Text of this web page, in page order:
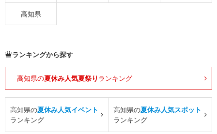
高知県
ランキングから探す
高知県の夏休み人気夏祭り ランキング
高知県の夏休み人気イベント
ランキング
高知県の夏休み人気スポット
ランキング